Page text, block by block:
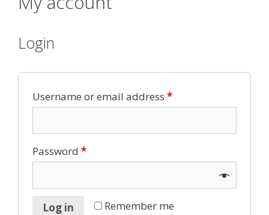
Login
Username or email address *
Password *
Remember me
Log in